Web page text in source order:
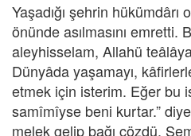
Yaşadığı şehrin hükümdârı
önünde asılmasını
aleyhisselam, Allahü
Dünyâda yaşamayı,
etmek için isterim. Eğer bu
samîmîyse beni kurtar.”
melek gelip bağı çözdü.